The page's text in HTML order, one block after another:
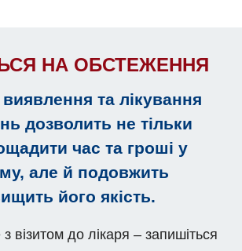
НА ОБСТЕЖЕННЯ
та лікування
дозволить не тільки
час та гроші у
але й подовжить
його якість.
візитом до лікаря – запишіться